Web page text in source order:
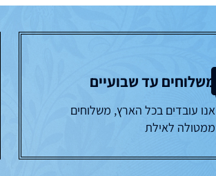
משלוחים עד שבועיים
אנו עובדים בכל הארץ, משלוחים
ממטולה לאילת